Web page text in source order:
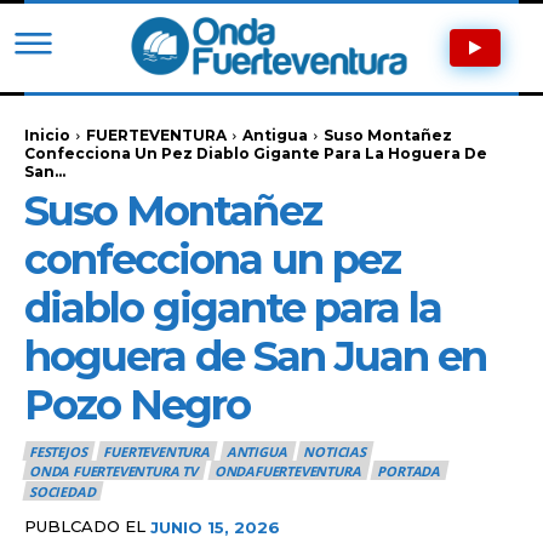
Inicio FUERTEVENTURA Antigua
Suso Montañez
Confecciona Un Pez Diablo Gigante Para La Hoguera De
San...
Suso Montañez
confecciona un pez
diablo gigante para la
hoguera de San Juan en
Pozo Negro
FESTEJOS FUERTEVENTURA ANTIGUA
NOTICIAS
ONDA FUERTEVENTURA TV
ONDAFUERTEVENTURA
PORTADA
SOCIEDAD
PUBLCADO EL JUNIO 15, 2026